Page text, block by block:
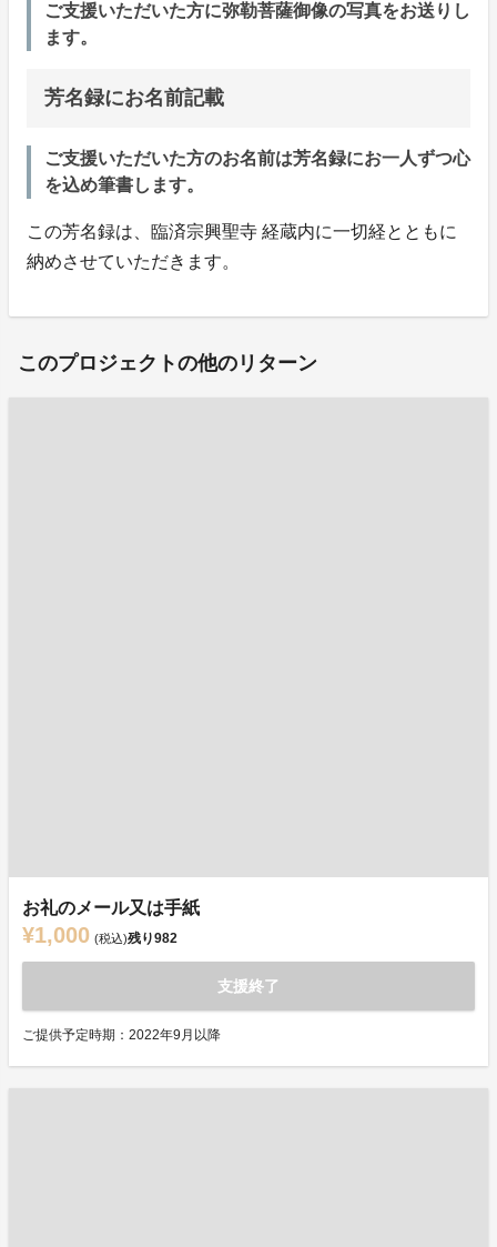
ご支援いただいた方に弥勒菩薩御像の写真をお送りし
ます。
芳名録にお名前記載
ご支援いただいた方のお名前は芳名録にお一人ずつ心
を込め筆書します。
この芳名録は、臨済宗興聖寺 経蔵内に一切経とともに
納めさせていただきます。
このプロジェクトの他のリターン
お礼のメール又は手紙
¥1,000 (税込)残り982
支援終了
ご提供予定時期：2022年9月以降